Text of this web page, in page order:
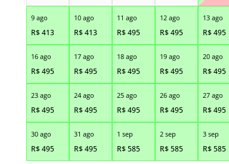
9 ago
R$413
10 ago
R$413
11 ago
R$495
12 ago
R$495
13 ago
R$495
16 ago
R$495
17 ago
R$495
18 ago
R$495
19 ago
R$495
20 ago
R$495
23 ago
R$495
24 ago
R$495
25 ago
R$495
26 ago
R$495
27 ago
R$495
30 ago
R$495
31 ago
R$495
1 sep
R$585
2 sep
R$585
3 sep
R$585